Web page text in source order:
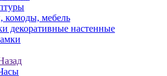
комоды, мебель
декоративные настенные